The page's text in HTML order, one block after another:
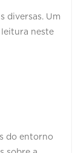
diversas. Um
leitura neste
do entorno